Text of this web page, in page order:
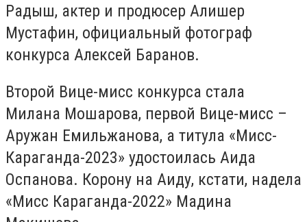
Радыш, актер и продюсер Алишер
Мустафин, официальный фотограф
конкурса Алексей Баранов.
Второй Вице-мисс конкурса стала
Милана Мошарова, первой Вице-мисс –
Аружан Емильжанова, а титула «Мисс-
Караганда-2023» удостоилась Аида
Оспанова. Корону на Аиду, кстати, надела
«Мисс Караганда-2022» Мадина